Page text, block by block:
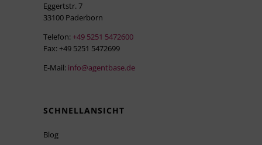
Eggertstr. 7
33100 Paderborn
Telefon: +49 5251 5472600
Fax: +49 5251 5472699
E-Mail: info@agentbase.de
SCHNELLANSICHT
Blog